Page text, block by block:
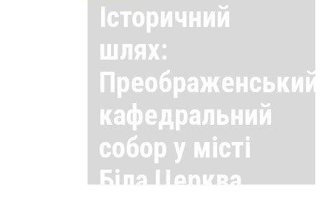
Історичний
шлях:
Преображенський
кафедральний
собор у місті
Біла Церква